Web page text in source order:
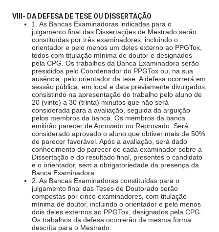
VIII- DA DEFESA DE TESE OU DISSERTAÇÃO
1. As Bancas Examinadoras indicadas para o
julgamento final das Dissertações de Mestrado serão
constituídas por três examinadores, incluindo o
orientador e pelo menos um deles externo ao PPGTox,
todos com titulação mínima de doutor e designados
pela CPG. Os trabalhos da Banca Examinadora serão
presididos pelo Coordenador do PPGTox ou, na sua
ausência, pelo orientador da tese. A defesa ocorrerá em
sessão pública, em local e data previamente divulgados,
consistindo na apresentação do trabalho pelo aluno de
20 (vinte) a 30 (trinta) minutos que não será
considerada para a avaliação, seguida da arguição
pelos membros da banca. Os membros da banca
emitirão parecer de Aprovado ou Reprovado. Será
considerado aprovado o aluno que obtiver mais de 50%
de parecer favorável. Após a avaliação, será dado
conhecimento do parecer de cada examinador sobre a
Dissertação e do resultado final, presentes o candidato
e o orientador, sem a obrigatoriedade da presença da
Banca Examinadora.
2. As Bancas Examinadoras constituídas para o
julgamento final das Teses de Doutorado serão
compostas por cinco examinadores, com titulação
mínima de doutor, incluindo o orientador e pelo menos
dois deles externos ao PPGTox, designados pela CPG.
Os trabalhos da defesa ocorrerão da mesma forma
descrita para o Mestrado.